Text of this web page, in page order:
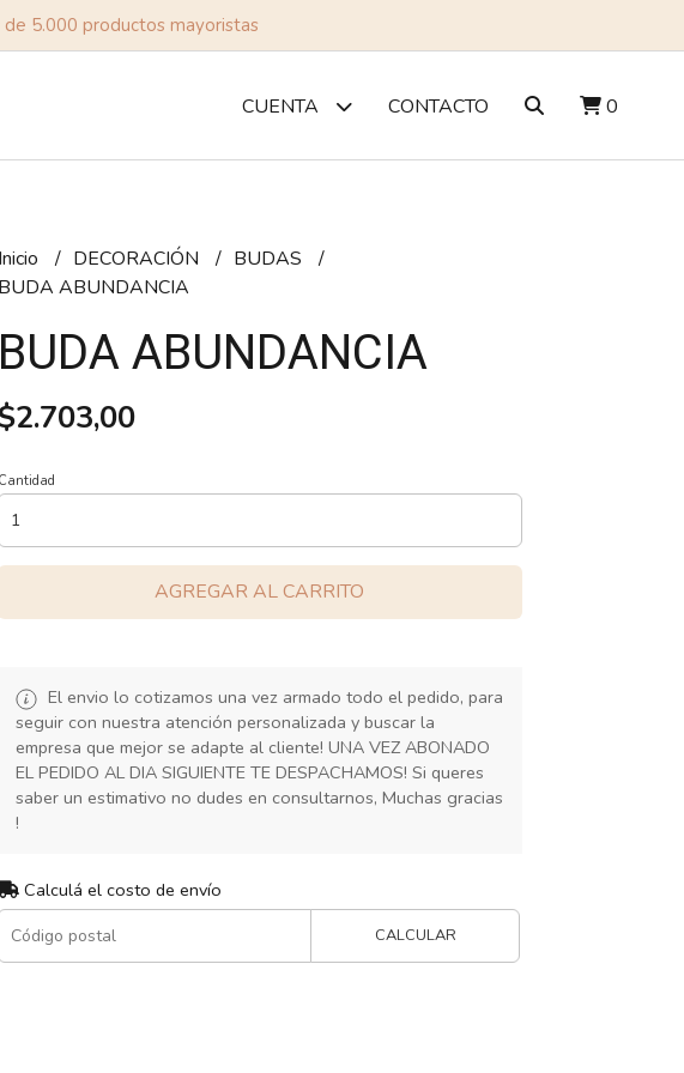
5.000 productos mayoristas
CUENTA CONTACTO 0
Inicio DECORACIÓN
BUDAS
BUDA ABUNDANCIA
BUDA ABUNDANCIA
Cantidad
AGREGAR AL CARRITO
El envio lo cotizamos una vez armado todo el pedido, para
seguir con nuestra atención personalizada y buscar la
empresa que mejor se adapte al cliente! UNA VEZ ABONADO
EL PEDIDO AL DIA SIGUIENTE TE DESPACHAMOS! Si queres
saber un estimativo no dudes en consultarnos, Muchas gracias
!
Calculá el costo de envío
CALCULAR